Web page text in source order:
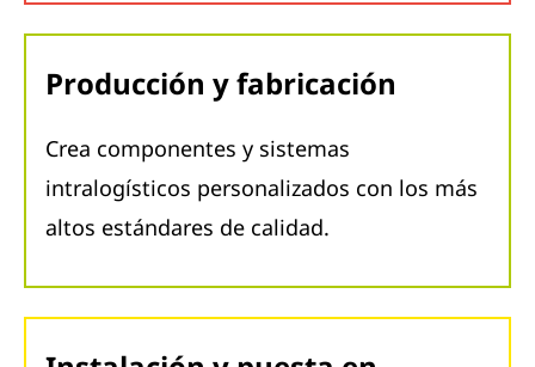
Producción y fabricación
Crea componentes y sistemas
intralogísticos personalizados con los más
altos estándares de calidad.